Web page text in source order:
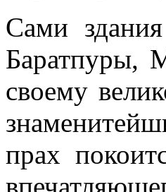
Сами
Баратпуры,
своему
прах